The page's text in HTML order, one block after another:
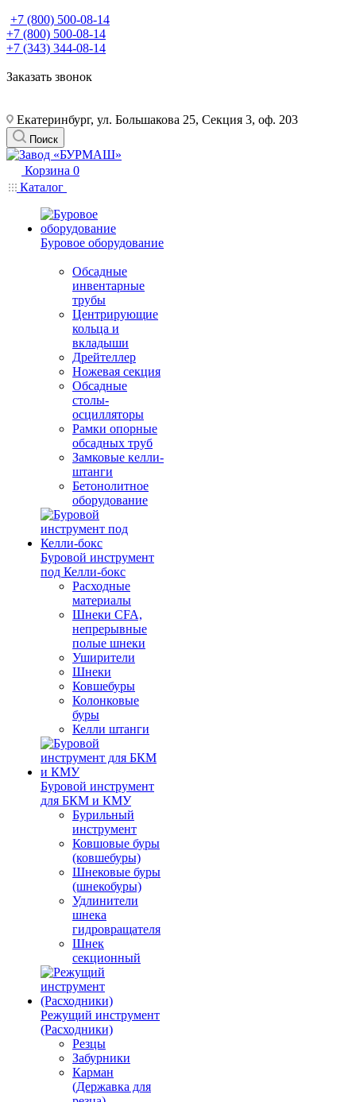
+7 (800) 500-08-14
+7 (800) 500-08-14
+7 (343) 344-08-14
Заказать звонок
Екатеринбург, ул. Большакова 25, Секция 3, оф. 203
Поиск
Корзина 0
Каталог
Буровое оборудование
Обсадные
инвентарные
трубы
Центрирующие
кольца и
вкладыши
Дрейтеллер
Ножевая секция
Обсадные
столы-
осцилляторы
Рамки опорные
обсадных труб
Замковые келли-
штанги
Бетонолитное
оборудование
Буровой инструмент
под Келли-бокс
Расходные
материалы
Шнеки CFA,
непрерывные
полые шнеки
Уширители
Шнеки
Ковшебуры
Колонковые
буры
Келли штанги
Буровой инструмент
для БКМ и КМУ
Бурильный
инструмент
Ковшовые буры
(ковшебуры)
Шнековые буры
(шнекобуры)
Удлинители
шнека
гидровращателя
Шнек
секционный
Режущий инструмент
(Расходники)
Резцы
Забурники
Карман
(Державка для